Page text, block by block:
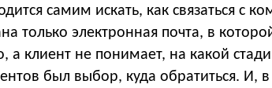
самим искать, как связаться с
только электронная почта, в
а клиент не понимает, на какой
был выбор, куда обратиться. И,